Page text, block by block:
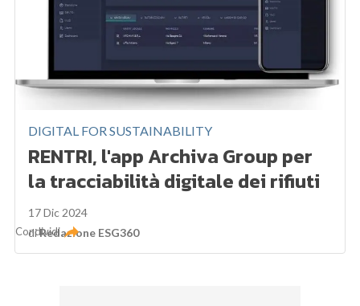
DIGITAL FOR SUSTAINABILITY
RENTRI, l'app Archiva Group per
la tracciabilità digitale dei rifiuti
17 Dic 2024
diRedazione ESG360
Condividi